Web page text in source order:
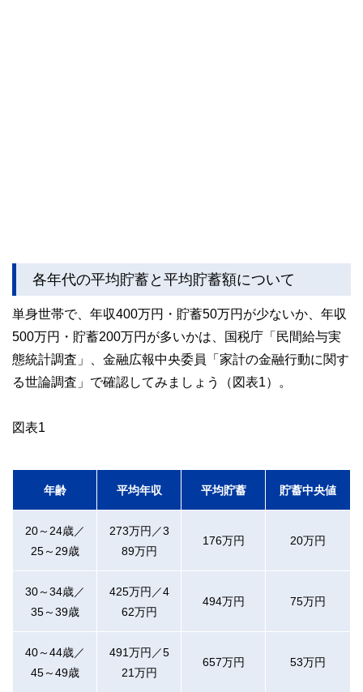
各年代の平均貯蓄と平均貯蓄額について
単身世帯で、年収400万円・貯蓄50万円が少ないか、年収
500万円・貯蓄200万円が多いかは、国税庁「民間給与実
態統計調査」、金融広報中央委員「家計の金融行動に関す
る世論調査」で確認してみましょう（図表1）。
図表1
年齢 平均年収 平均貯蓄 貯蓄中央値
20～24歳／
25～29歳
273万円／3
89万円
176万円 20万円
30～34歳／
35～39歳
425万円／4
62万円
494万円 75万円
40～44歳／
45～49歳
491万円／5
21万円
657万円 53万円